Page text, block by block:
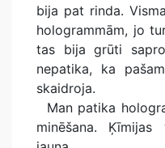
bija pat rinda.
hologrammām, jo
tas bija grūti
nepatika, ka
skaidroja.
Man patika
minēšana.